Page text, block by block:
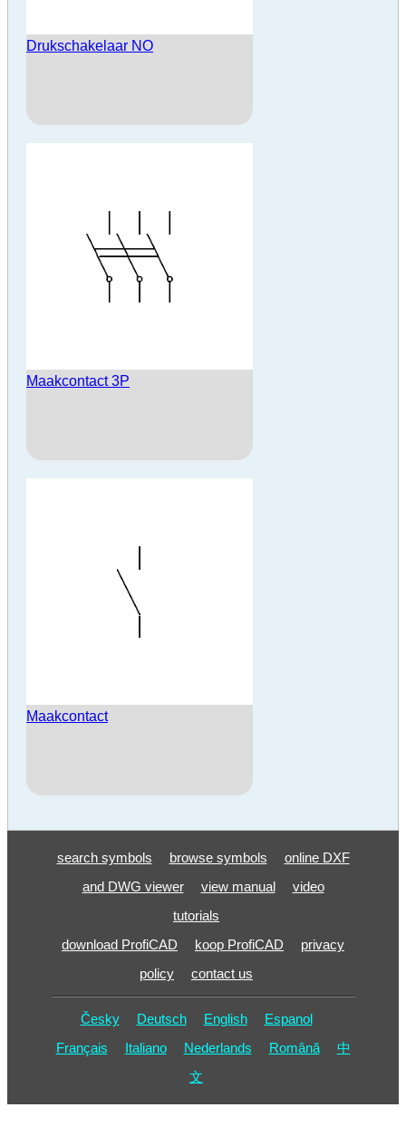
Drukschakelaar NO
Maakcontact 3P
Maakcontact
search symbols browse symbols
online DXF
and DWG viewer
view manual
video
tutorials
download ProfiCAD
koop ProfiCAD
privacy
policy
contact us
Česky Deutsch English
Espanol
Français
Italiano Nederlands Română
中
文